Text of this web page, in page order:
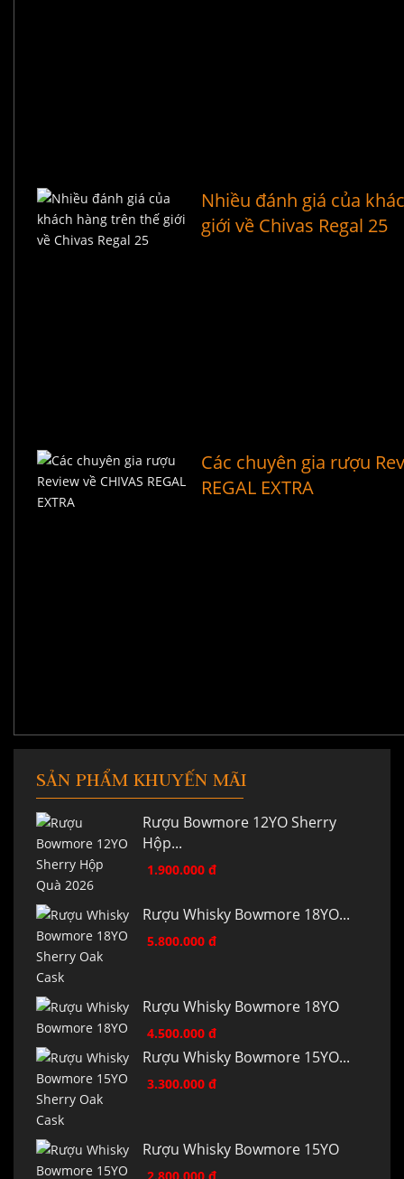
Nhiều đánh giá của
giới về Chivas Regal 25
Các chuyên gia rượu
REGAL EXTRA
SẢN PHẨM KHUYẾN MÃI
Rượu Bowmore 12YO Sherry
Hộp...
1.900.000 đ
Rượu Whisky Bowmore 18YO...
5.800.000 đ
Rượu Whisky Bowmore 18YO
4.500.000 đ
Rượu Whisky Bowmore 15YO...
3.300.000 đ
Rượu Whisky Bowmore 15YO